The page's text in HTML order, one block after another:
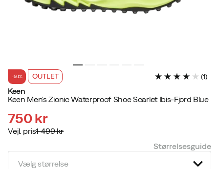
-50% OUTLET (1)
Keen
Keen Men's Zionic Waterproof Shoe Scarlet Ibis-Fjord Blue
discounted
price
750 kr
original
price
Vejl. pris1 499 kr
Størrelsesguide
Vælg størrelse